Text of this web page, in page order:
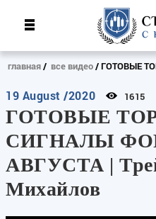
главная все видео ГОТОВЫЕ
19 August /2020 1615
ГОТОВЫЕ
СИГНАЛЫ
АВГУСТА |
Михайлов